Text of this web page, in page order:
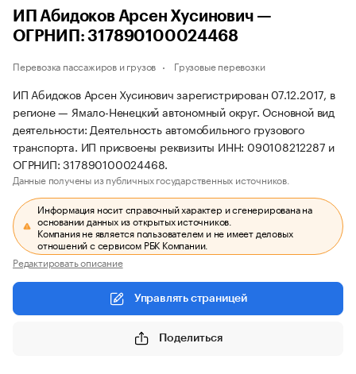
ИП Абидоков Арсен Хусинович —
ОГРНИП: 317890100024468
Перевозка пассажиров и грузов Грузовые перевозки
ИП Абидоков Арсен Хусинович зарегистрирован 07.12.2017, в
регионе — Ямало-Ненецкий автономный округ. Основной вид
деятельности: Деятельность автомобильного грузового
транспорта. ИП присвоены реквизиты ИНН: 090108212287 и
ОГРНИП: 317890100024468.
Данные получены из публичных государственных источников.
Информация носит справочный характер и сгенерирована на
основании данных из открытых источников.
Компания не является пользователем и не имеет деловых
отношений с сервисом РБК Компании.
Редактировать описание
Управлять страницей
Поделиться